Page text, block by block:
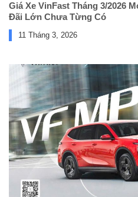
Giá Xe VinFast Tháng 3/2026
Đãi Lớn Chưa Từng Có
11 Tháng 3, 2026